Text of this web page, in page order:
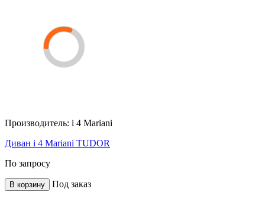
Производитель: i 4 Mariani
Диван i 4 Mariani TUDOR
По запросу
В корзину Под заказ